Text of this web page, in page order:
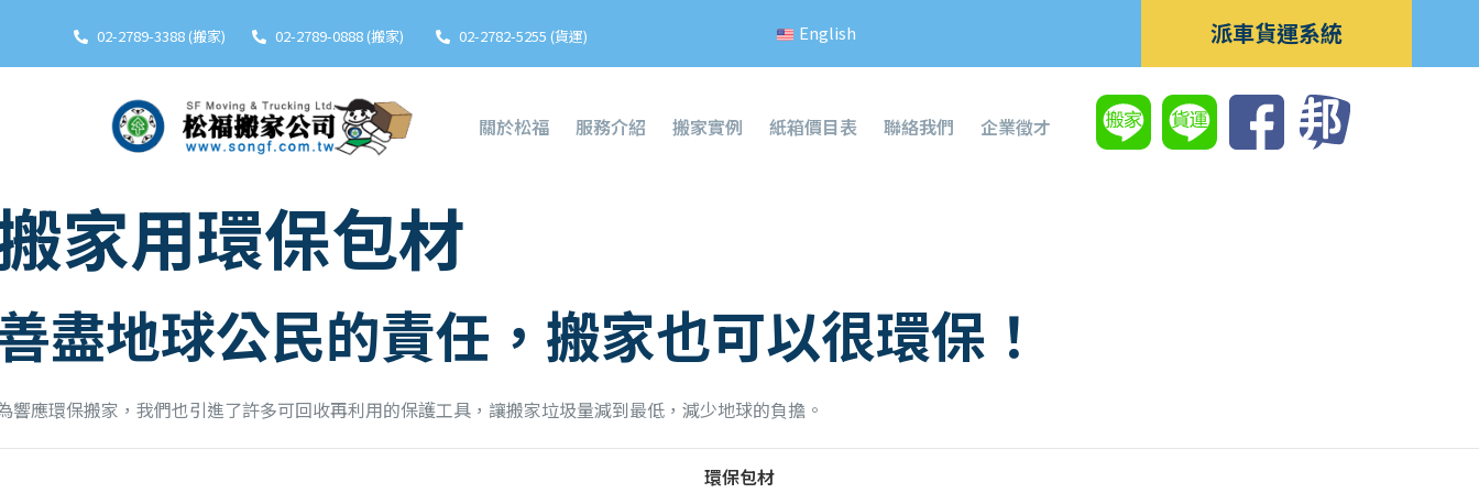
02-2789-3388 (搬家) 02-2789-0888 (搬家) 02-2782-5255 (貨運) English 派車貨運系統
關於松福 服務介紹 搬家實例 紙箱價目表 聯絡我們 企業徵才
家用環保包材
盡地球公民的責任，搬家也可以很環保！
響應環保搬家，我們也引進了許多可回收再利用的保護工具，讓搬家垃圾量減到最低，減少地球的負擔。
環保包材